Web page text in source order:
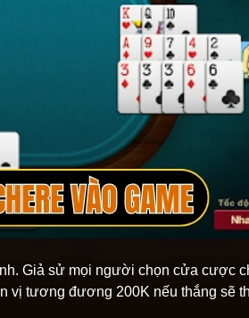
Giả sử mọi người chọn cửa cược
vị tương đương 200K nếu thắng sẽ